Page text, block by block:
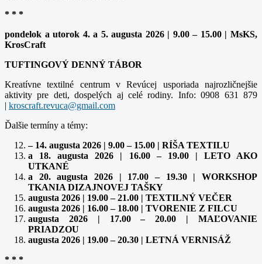
* * *
pondelok a utorok 4. a 5. augusta 2026 | 9.00 – 15.00 | MsKS,
KrosCraft
TUFTINGOVÝ DENNÝ TÁBOR
Kreatívne textilné centrum v Revúcej usporiada najrozličnejšie
aktivity pre deti, dospelých aj celé rodiny. Info: 0908 631 879
|
Ďalšie termíny a témy:
– 14. augusta 2026 | 9.00 – 15.00 | RÍŠA TEXTILU
a 18. augusta 2026 | 16.00 – 19.00 | LETO AKO
UTKANÉ
a 20. augusta 2026 | 17.00 – 19.30 | WORKSHOP
TKANIA DIZAJNOVEJ TAŠKY
augusta 2026 | 19.00 – 21.00 | TEXTILNÝ VEČER
augusta 2026 | 16.00 – 18.00 | TVORENIE Z FILCU
augusta 2026 | 17.00 – 20.00 | MAĽOVANIE
PRIADZOU
augusta 2026 | 19.00 – 20.30 | LETNÁ VERNISÁŽ
* * *